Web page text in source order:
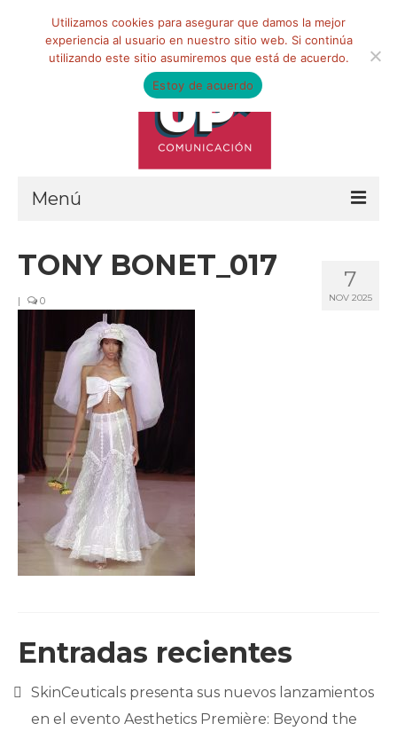
Menú
Qué hacemos
Marketing de influencia
Equipo
CLIENTES
BLOG
CONTACTO
7
NOV 2025
TONY BONET_017
| 0
Entradas recientes
SkinCeuticals presenta sus nuevos lanzamientos
en el evento Aesthetics Première: Beyond the
Utilizamos cookies para asegurar que damos la mejor
experiencia al usuario en nuestro sitio web. Si continúa
utilizando este sitio asumiremos que está de acuerdo.
Estoy de acuerdo